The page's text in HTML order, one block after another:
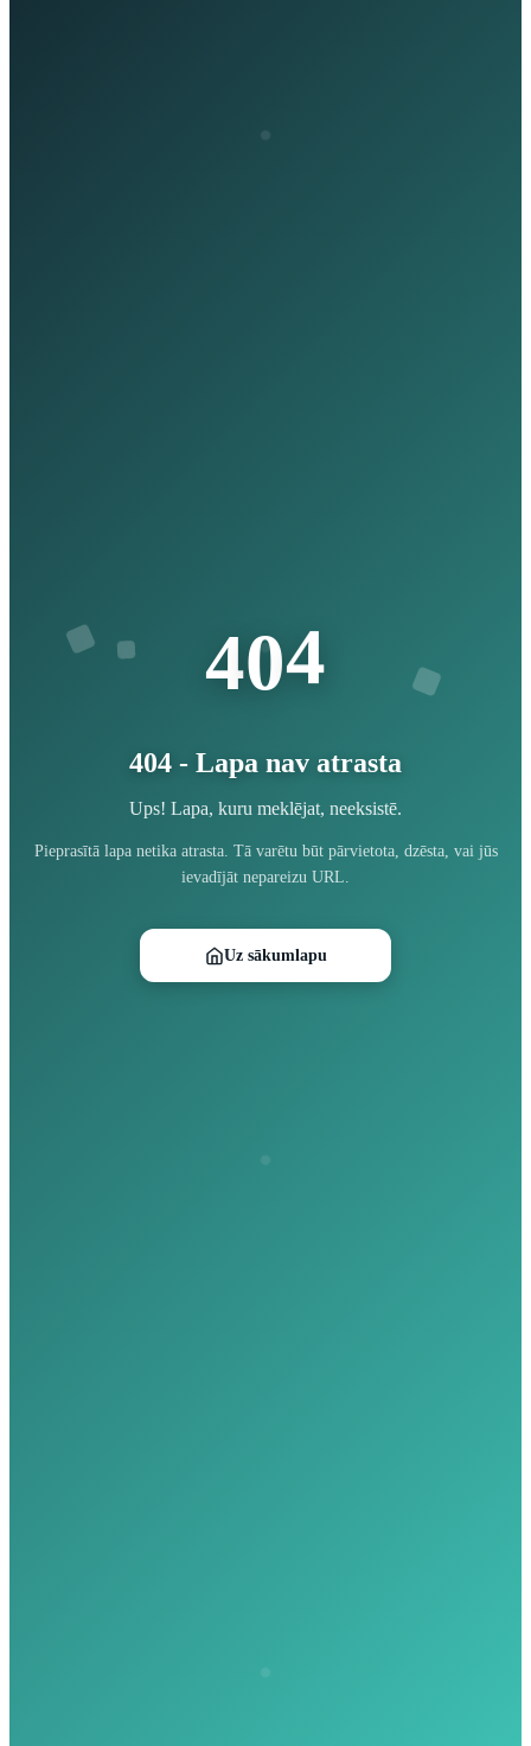
404
404 - Lapa nav atrasta
Ups! Lapa, kuru meklējat, neeksistē.
Pieprasītā lapa netika atrasta. Tā varētu būt pārvietota, dzēsta, vai jūs
ievadījāt nepareizu URL.
Uz sākumlapu